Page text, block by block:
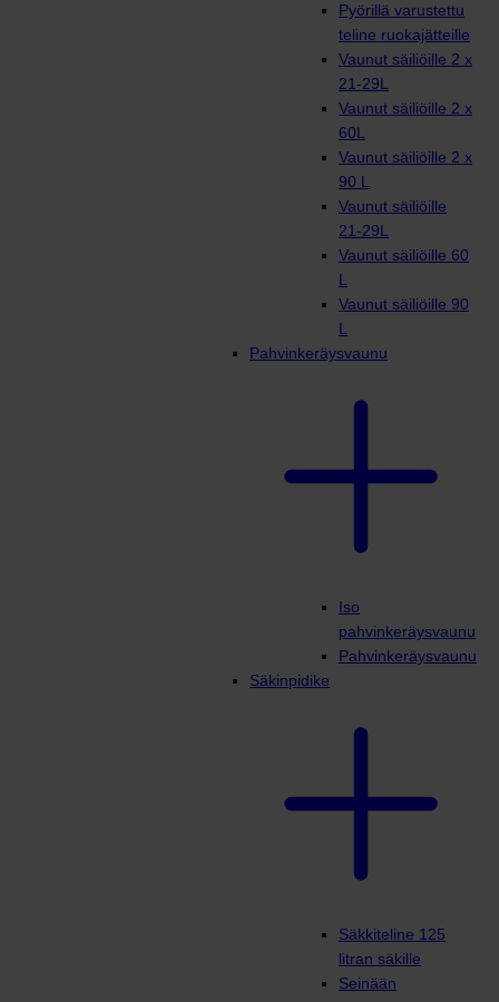
Pyörillä varustettu
teline ruokajätteille
Vaunut säiliöille 2 x
21-29L
Vaunut säiliöille 2 x
60L
Vaunut säiliöille 2 x
90 L
Vaunut säiliöille
21-29L
Vaunut säiliöille 60
L
Vaunut säiliöille 90
L
Pahvinkeräysvaunu
Iso
pahvinkeräysvaunu
Pahvinkeräysvaunu
Säkinpidike
Säkkiteline 125
litran säkille
Seinään